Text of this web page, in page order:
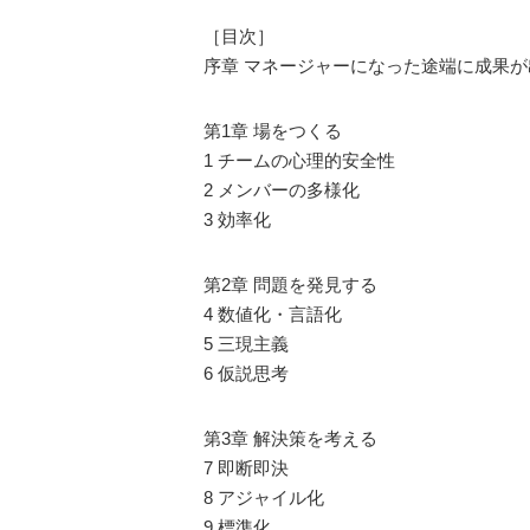
［目次］
序章 マネージャーになった途端に成果
第1章 場をつくる
1 チームの心理的安全性
2 メンバーの多様化
3 効率化
第2章 問題を発見する
4 数値化・言語化
5 三現主義
6 仮説思考
第3章 解決策を考える
7 即断即決
8 アジャイル化